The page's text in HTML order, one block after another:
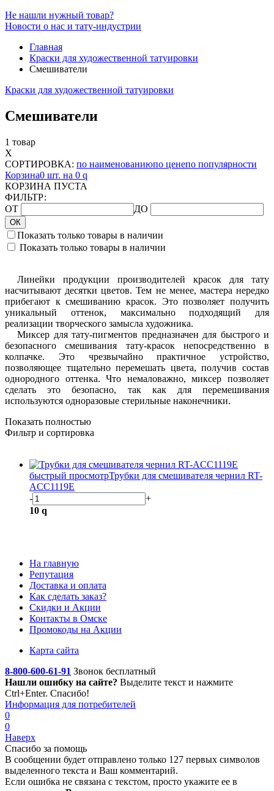
Не нашли нужный товар?
Новости о нас и тату-индустрии
Главная
Краски для художественной татуировки
Смешиватели
Краски для художественной татуировки
Смешиватели
1 товар
X
СОРТИРОВКА: по наименованиюпо ценепо популярности
Корзина0 шт. на 0 q
КОРЗИНА ПУСТА
ФИЛЬТР:
ОТ
ДО
ОК
Показать только товары в наличии
Показать только товары в наличии
Линейки продукции производителей красок для тату
насчитывают десятки цветов. Тем не менее, мастера нередко
прибегают к смешиванию красок. Это позволяет получить
уникальный оттенок, максимально подходящий для
реализации творческого замысла художника.
Миксер для тату-пигментов предназначен для быстрого и
безопасного смешивания тату-красок непосредственно в
колпачке. Это чрезвычайно практичное устройство,
позволяющее тщательно перемешать цвета, получив состав
однородного оттенка. Что немаловажно, миксер позволяет
сделать это безопасно, так как для перемешивания
используются одноразовые стерильные наконечники.
Показать полностью
Фильтр и сортировка
быстрый просмотрТрубки для смешивателя чернил RT-
ACC1119E
-
+
10 q
На главную
Репутация
Доставка и оплата
Как сделать заказ?
Скидки и Акции
Контакты в Омске
Промокоды на Акции
Карта сайта
8-800-600-61-91 Звонок бесплатный
Нашли ошибку на сайте? Выделите текст и нажмите
Ctrl+Enter. Спасибо!
Информация для потребителей
0
0
Наверх
Спасибо за помощь
В сообщении будет отправлено только 127 первых символов
выделенного текста и Ваш комментарий.
Если ошибка не связана с текстом, просто укажите ее в